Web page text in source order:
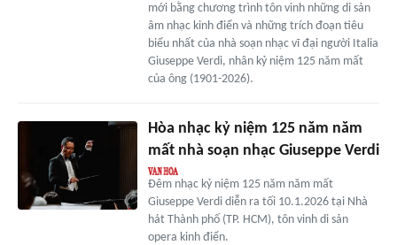
mới bằng chương trình tôn vinh những di sản
âm nhạc kinh điển và những trích đoạn tiêu
biểu nhất của nhà soạn nhạc vĩ đại người Italia
Giuseppe Verdi, nhân kỷ niệm 125 năm mất
của ông (1901-2026).
Hòa nhạc kỷ niệm 125 năm năm
mất nhà soạn nhạc Giuseppe Verdi
Đêm nhạc kỷ niệm 125 năm năm mất
Giuseppe Verdi diễn ra tối 10.1.2026 tại Nhà
hát Thành phố (TP. HCM), tôn vinh di sản
opera kinh điển.